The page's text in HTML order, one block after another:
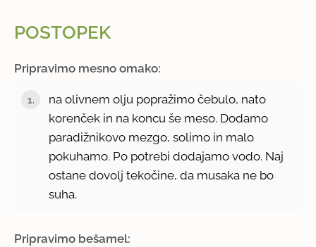
POSTOPEK
Pripravimo mesno omako:
na olivnem olju popražimo čebulo, nato
korenček in na koncu še meso. Dodamo
paradižnikovo mezgo, solimo in malo
pokuhamo. Po potrebi dodajamo vodo. Naj
ostane dovolj tekočine, da musaka ne bo
suha.
Pripravimo bešamel: